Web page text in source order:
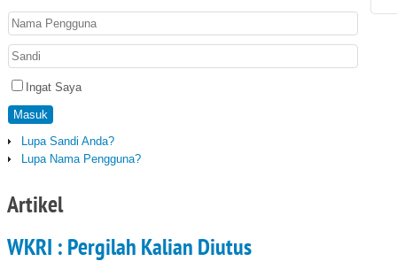
Ingat Saya
Masuk
Lupa Sandi Anda?
Lupa Nama Pengguna?
Artikel
WKRI : Pergilah Kalian Diutus